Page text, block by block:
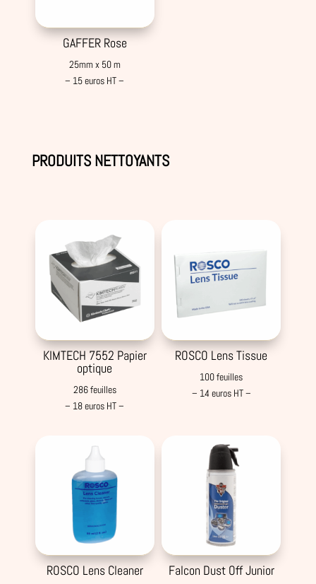
GAFFER Rose
25mm x 50 m
– 15 euros HT –
PRODUITS NETTOYANTS
KIMTECH 7552 Papier
optique
286 feuilles
– 18 euros HT –
ROSCO Lens Tissue
100 feuilles
– 14 euros HT –
ROSCO Lens Cleaner Falcon Dust Off Junior